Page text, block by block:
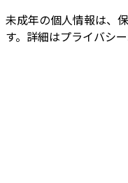
未成年の個人情報は、
す。詳細はプライバシ